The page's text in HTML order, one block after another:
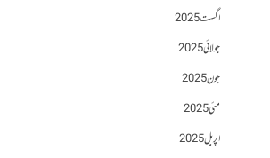
اگست 2025
جولائی 2025
جون 2025
مئی 2025
اپریل 2025